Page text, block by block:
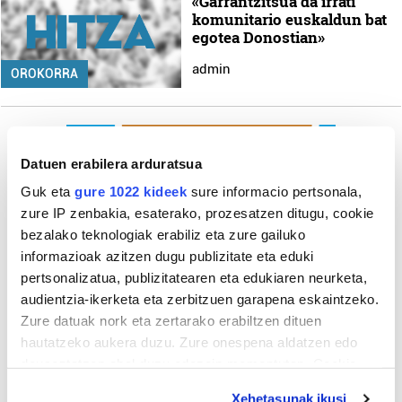
Datuen erabilera arduratsua
Guk eta gure 1022 kideek sure informacio pertsonala,
zure IP zenbakia, esaterako, prozesatzen ditugu, cookie
bezalako teknologiak erabiliz eta zure gailuko
informazioak azitzen dugu publizitate eta eduki
pertsonalizatua, publizitatearen eta edukiaren neurketa,
audientzia-ikerketa eta zerbitzuen garapena eskaintzeko.
Zure datuak nork eta zertarako erabiltzen dituen
hautatzeko aukera duzu. Zure onespena aldatzen edo
Xehetasunak ikusi
OROKORRA
komunitario euskaldun bat
egotea Donostian»
admin